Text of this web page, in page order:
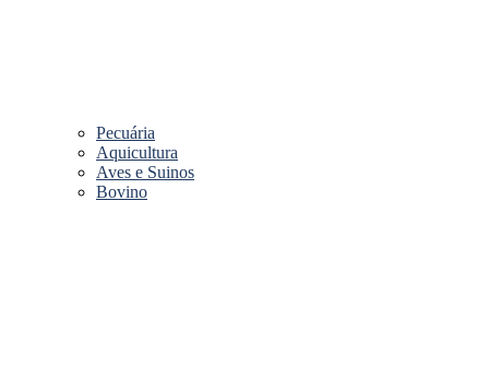
Pecuária
Aquicultura
Aves e Suinos
Bovino